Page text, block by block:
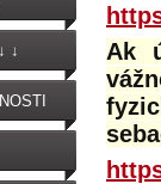
Ak
↓